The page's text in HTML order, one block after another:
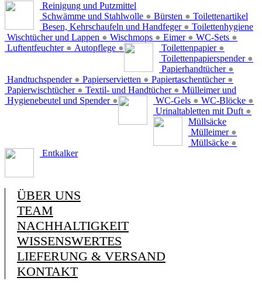
Reinigung und Putzmittel
Schwämme und Stahlwolle ● Bürsten ●
Besen, Kehrschaufeln und Handfeger ●
Wischtücher und Lappen ● Wischmops ● Eimer ● WC-Sets ●
Luftentfeuchter ● Autopflege ●
Toilettenartikel
Toilettenpapier ●
Toilettenpapierspender ●
Papierhandtücher ●
Handtuchspender ● Papierservietten ● Papiertaschentücher ●
Papierwischtücher ● Textil- und Handtücher ●
Hygienebeutel und Spender ●
Toilettenhygiene
WC-Gels ● WC-Blöcke ●
Urinaltabletten mit Duft ●
Mülleimer und
Müllsäcke
Mülleimer ●
Müllsäcke ●
Entkalker
ÜBER UNS
TEAM
NACHHALTIGKEIT
WISSENSWERTES
LIEFERUNG & VERSAND
KONTAKT